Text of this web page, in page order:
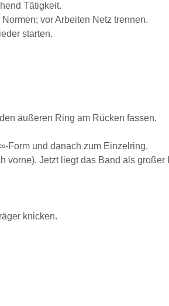
Tätigkeit.
vor Arbeiten Netz trennen.
starten.
äußeren Ring am Rücken fassen.
Form und danach zum Einzelring.
Jetzt liegt das Band als großer
knicken.